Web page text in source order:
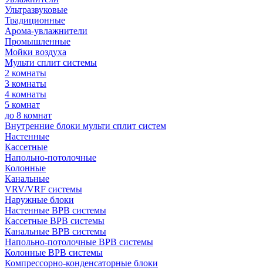
Ультразвуковые
Традиционные
Арома-увлажнители
Промышленные
Мойки воздуха
Мульти сплит системы
2 комнаты
3 комнаты
4 комнаты
5 комнат
до 8 комнат
Внутренние блоки мульти сплит систем
Настенные
Кассетные
Напольно-потолочные
Колонные
Канальные
VRV/VRF системы
Наружные блоки
Настенные ВРВ системы
Кассетные ВРВ системы
Канальные ВРВ системы
Напольно-потолочные ВРВ системы
Колонные ВРВ системы
Компрессорно-конденсаторные блоки